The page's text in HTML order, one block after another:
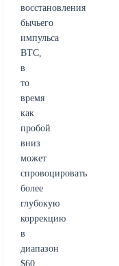
восстановления
бычьего
импульса
BTC,
в
то
время
как
пробой
вниз
может
спровоцировать
более
глубокую
коррекцию
в
диапазон
$60